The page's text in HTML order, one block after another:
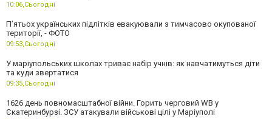
10:06,Сьогодні
П’ятьох українських підлітків евакуювали з тимчасово окупованої
території, - ФОТО
09:53,Сьогодні
У маріупольських школах триває набір учнів: як навчатимуться діти
та куди звертатися
09:35,Сьогодні
1626 день повномасштабної війни. Горить черговий WB у
Єкатеринбурзі. ЗСУ атакували військові цілі у Маріуполі